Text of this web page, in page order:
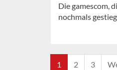
Die gamescom,
nochmals
1 2 3